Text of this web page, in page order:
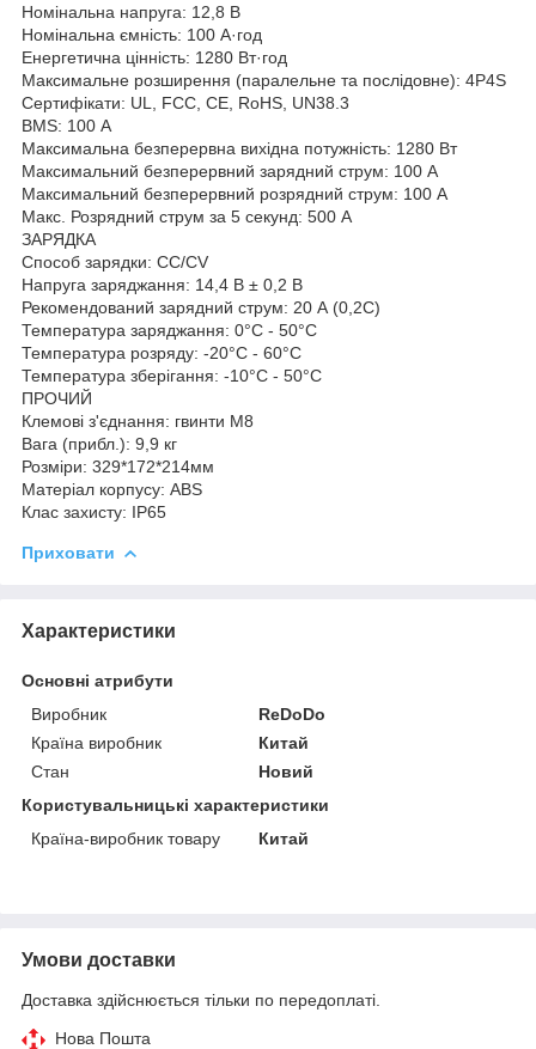
Номінальна напруга: 12,8 В
Номінальна ємність: 100 А·год
Енергетична цінність: 1280 Вт·год
Максимальне розширення (паралельне та послідовне): 4P4S
Сертифікати: UL, FCC, CE, RoHS, UN38.3
BMS: 100 А
Максимальна безперервна вихідна потужність: 1280 Вт
Максимальний безперервний зарядний струм: 100 А
Максимальний безперервний розрядний струм: 100 А
Макс. Розрядний струм за 5 секунд: 500 А
ЗАРЯДКА
Способ зарядки: CC/CV
Напруга заряджання: 14,4 В ± 0,2 В
Рекомендований зарядний струм: 20 А (0,2C)
Температура заряджання: 0°C - 50°C
Температура розряду: -20°C - 60°C
Температура зберігання: -10°C - 50°C
ПРОЧИЙ
Клемові з'єднання: гвинти M8
Вага (прибл.): 9,9 кг
Розміри: 329*172*214мм
Матеріал корпусу: ABS
Клас захисту: IP65
Приховати
Характеристики
Основні атрибути
Виробник
ReDoDo
Країна виробник
Китай
Стан
Новий
Користувальницькі характеристики
Країна-виробник товару
Китай
Умови доставки
Доставка здійснюється тільки по передоплаті.
Нова Пошта